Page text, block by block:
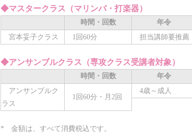
◆マスタークラス（マリンバ・打楽器）
時間・回数 年令
宮本妥子クラス
1回60分 担当講師要推薦
◆アンサンブルクラス（専攻クラス受講者対象）
時間・回数 年令
アンサンブルク
ラス
1回60分・月2回
4歳～成人
* 金額は、すべて消費税込です。